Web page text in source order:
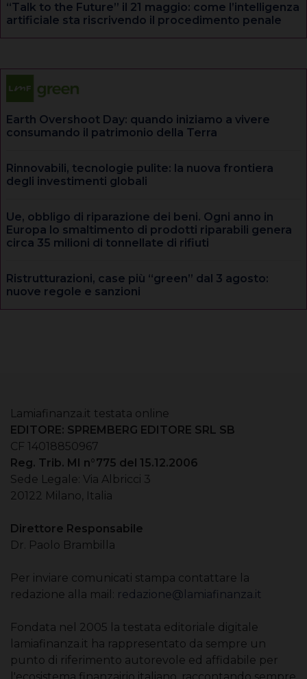
“Talk to the Future” il 21 maggio: come l’intelligenza
artificiale sta riscrivendo il procedimento penale
Earth Overshoot Day: quando iniziamo a vivere
consumando il patrimonio della Terra
Rinnovabili, tecnologie pulite: la nuova frontiera
degli investimenti globali
Ue, obbligo di riparazione dei beni. Ogni anno in
Europa lo smaltimento di prodotti riparabili genera
circa 35 milioni di tonnellate di rifiuti
Ristrutturazioni, case più “green” dal 3 agosto:
nuove regole e sanzioni
Lamiafinanza.it testata online
EDITORE: SPREMBERG EDITORE SRL SB
CF 14018850967
Reg. Trib. MI n°775 del 15.12.2006
Sede Legale: Via Albricci 3
20122 Milano, Italia
Direttore Responsabile
Dr. Paolo Brambilla
Per inviare comunicati stampa contattare la
redazione alla mail: redazione@lamiafinanza.it
Fondata nel 2005 la testata editoriale digitale
lamiafinanza.it ha rappresentato da sempre un
punto di riferimento autorevole ed affidabile per